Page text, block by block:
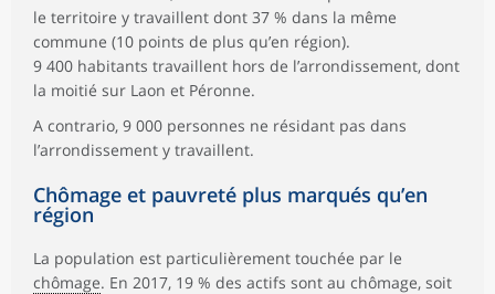
le territoire y travaillent dont 37 % dans la même
commune (10 points de plus qu’en région).
9 400 habitants travaillent hors de l’arrondissement, dont
la moitié sur Laon et Péronne.
A contrario, 9 000 personnes ne résidant pas dans
l’arrondissement y travaillent.
Chômage et pauvreté plus marqués qu’en
région
La population est particulièrement touchée par le
chômage. En 2017, 19 % des actifs sont au chômage, soit